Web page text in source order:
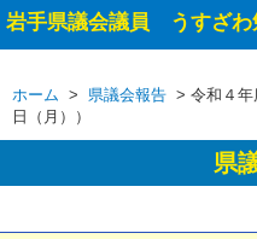
岩手県議会議員 うすざわ
ホーム > 県議会報告 > 令和４年
日（月））
県